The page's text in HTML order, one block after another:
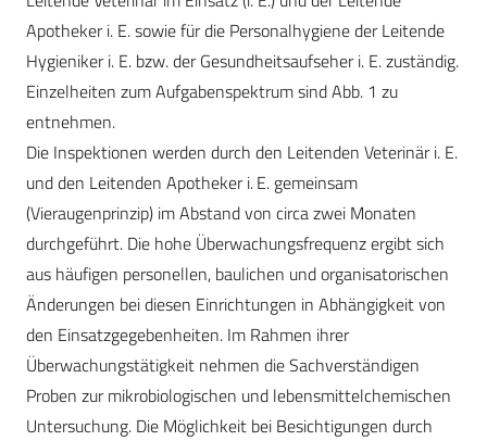
Apotheker i. E. sowie für die Personalhygiene der Leitende
Hygieniker i. E. bzw. der Gesundheitsaufseher i. E. zuständig.
Einzelheiten zum Aufgabenspektrum sind Abb. 1 zu
entnehmen.
Die Inspektionen werden durch den Leitenden Veterinär i. E.
und den Leitenden Apotheker i. E. gemeinsam
(Vieraugenprinzip) im Abstand von circa zwei Monaten
durchgeführt. Die hohe Überwachungsfrequenz ergibt sich
aus häufigen personellen, baulichen und organisatorischen
Änderungen bei diesen Einrichtungen in Abhängigkeit von
den Einsatzgegebenheiten. Im Rahmen ihrer
Überwachungstätigkeit nehmen die Sachverständigen
Proben zur mikrobiologischen und lebensmittelchemischen
Untersuchung. Die Möglichkeit bei Besichtigungen durch